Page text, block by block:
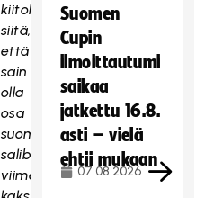
kiitollinen
siitä,
että
sain
olla
osa
suomalaista
salibandya
viimeiset
Suomen
Cupin
ilmoittautumi
saikaa
jatkettu 16.8.
asti – vielä
ehtii mukaan
07.08.2026